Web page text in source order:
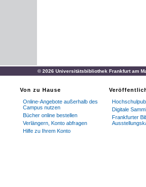
© 2026 Universitätsbibliothek Frankfurt am
Von zu Hause
Online-Angebote außerhalb des
Campus nutzen
Bücher online bestellen
Verlängern, Konto abfragen
Hilfe zu Ihrem Konto
Digitale
Frankfurter